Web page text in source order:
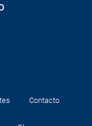
PASS: podem
sobre o passe no
Japan Rail Pass
de
quartos com
com os
Contacto